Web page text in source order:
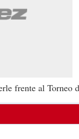
frente al Torneo